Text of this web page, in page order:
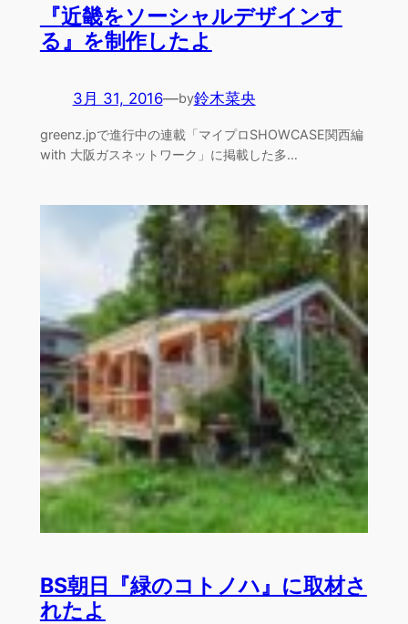
『近畿をソーシャルデザインす
る』を制作したよ
3月 31, 2016—by鈴木菜央
greenz.jpで進行中の連載「マイプロSHOWCASE関西編
with 大阪ガスネットワーク」に掲載した多…
BS朝日『緑のコトノハ』に取材さ
れたよ